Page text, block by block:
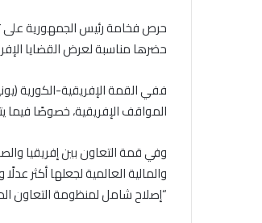
حرص فخامة رئيس الجمهورية على
حضرها مناسبة لعرض القضايا
المواقف الإفريقية، خصوصًا فيما
“إصلاح شامل لمنظومة التعاون